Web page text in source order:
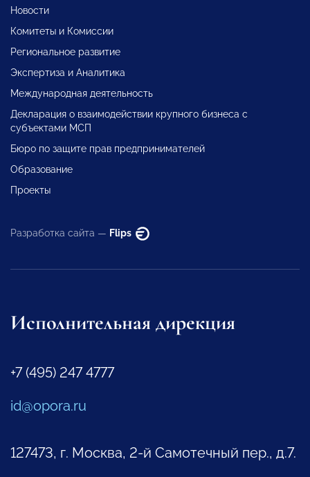
Новости
Комитеты и Комиссии
Региональное развитие
Экспертиза и Аналитика
Международная деятельность
Декларация о взаимодействии крупного бизнеса с
субъектами МСП
Бюро по защите прав предпринимателей
Образование
Проекты
Разработка сайта — Flips
Исполнительная дирекция
+7 (495) 247 4777
id@opora.ru
127473, г. Москва, 2-й Самотечный пер., д.7.